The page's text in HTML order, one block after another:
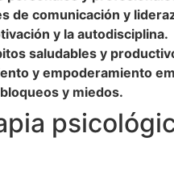
de comunicación y
y la autodisciplina.
saludables y
y empoderamiento
y miedos.